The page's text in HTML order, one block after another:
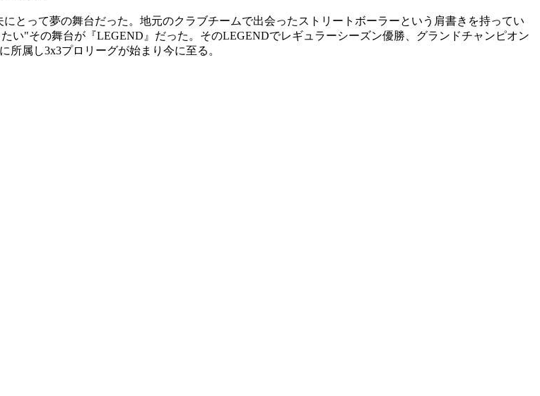
とって夢の舞台だった。地元のクラブチームで出会ったストリートボーラーという肩書きを持ってい
い"その舞台が『LEGEND』だった。そのLEGENDでレギュラーシーズン優勝、グランドチャンピオン
属し3x3プロリーグが始まり今に至る。